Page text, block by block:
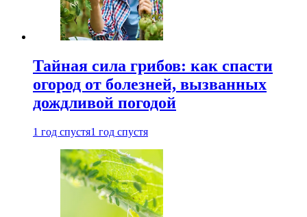
Тайная сила грибов: как спасти
огород от болезней, вызванных
дождливой погодой
1 год спустя1 год спустя